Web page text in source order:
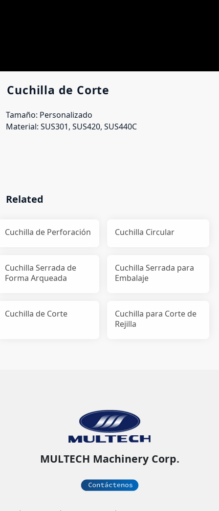
Cuchilla de Corte
Tamaño: Personalizado
Material: SUS301, SUS420, SUS440C
Related
Cuchilla de Perforación Cuchilla Circular
Cuchilla Serrada de
Forma Arqueada
Cuchilla Serrada para
Embalaje
Cuchilla de Corte
Cuchilla para Corte de
Rejilla
MULTECH Machinery Corp.